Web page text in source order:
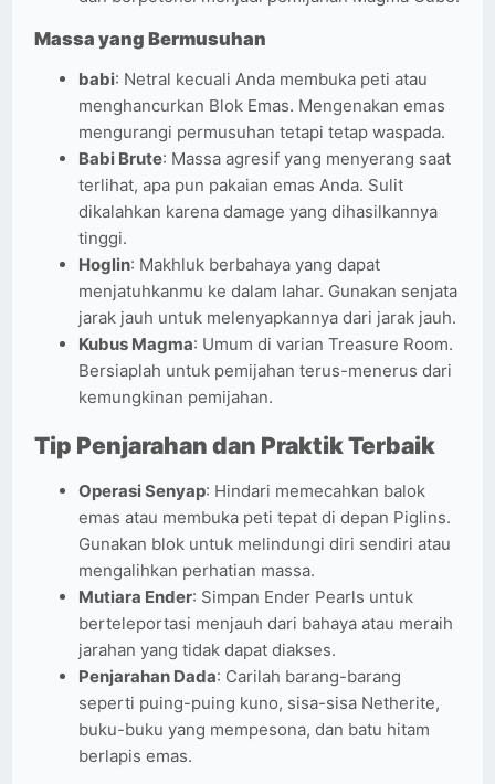
Massa yang Bermusuhan
babi: Netral kecuali Anda membuka peti atau
menghancurkan Blok Emas. Mengenakan emas
mengurangi permusuhan tetapi tetap waspada.
Babi Brute: Massa agresif yang menyerang saat
terlihat, apa pun pakaian emas Anda. Sulit
dikalahkan karena damage yang dihasilkannya
tinggi.
Hoglin: Makhluk berbahaya yang dapat
menjatuhkanmu ke dalam lahar. Gunakan senjata
jarak jauh untuk melenyapkannya dari jarak jauh.
Kubus Magma: Umum di varian Treasure Room.
Bersiaplah untuk pemijahan terus-menerus dari
kemungkinan pemijahan.
Tip Penjarahan dan Praktik Terbaik
Operasi Senyap: Hindari memecahkan balok
emas atau membuka peti tepat di depan Piglins.
Gunakan blok untuk melindungi diri sendiri atau
mengalihkan perhatian massa.
Mutiara Ender: Simpan Ender Pearls untuk
berteleportasi menjauh dari bahaya atau meraih
jarahan yang tidak dapat diakses.
Penjarahan Dada: Carilah barang-barang
seperti puing-puing kuno, sisa-sisa Netherite,
buku-buku yang mempesona, dan batu hitam
berlapis emas.